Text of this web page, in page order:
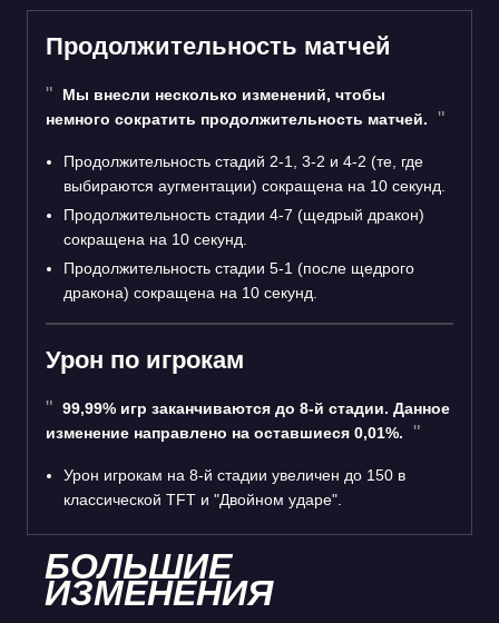
Продолжительность матчей
Мы внесли несколько изменений, чтобы
немного сократить продолжительность матчей.
Продолжительность стадий 2-1, 3-2 и 4-2 (те, где
выбираются аугментации) сокращена на 10 секунд.
Продолжительность стадии 4-7 (щедрый дракон)
сокращена на 10 секунд.
Продолжительность стадии 5-1 (после щедрого
дракона) сокращена на 10 секунд.
Урон по игрокам
99,99% игр заканчиваются до 8-й стадии. Данное
изменение направлено на оставшиеся 0,01%.
Урон игрокам на 8-й стадии увеличен до 150 в
классической TFT и "Двойном ударе".
БОЛЬШИЕ
ИЗМЕНЕНИЯ